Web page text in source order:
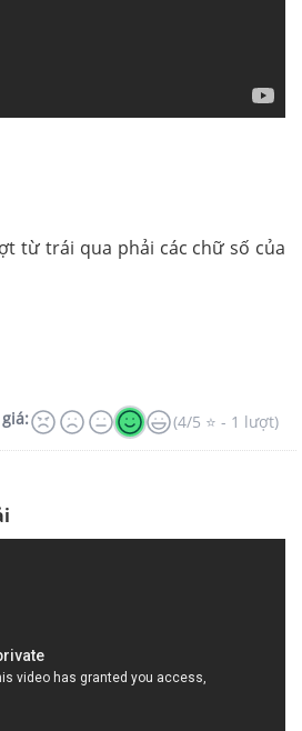
từ trái qua phải các chữ số của
(4/5 ⭐ - 1 lượt)